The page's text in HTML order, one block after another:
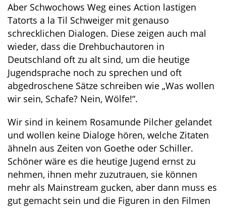
Aber Schwochows Weg eines Action lastigen
Tatorts a la Til Schweiger mit genauso
schrecklichen Dialogen. Diese zeigen auch mal
wieder, dass die Drehbuchautoren in
Deutschland oft zu alt sind, um die heutige
Jugendsprache noch zu sprechen und oft
abgedroschene Sätze schreiben wie „Was wollen
wir sein, Schafe? Nein, Wölfe!“.
Wir sind in keinem Rosamunde Pilcher gelandet
und wollen keine Dialoge hören, welche Zitaten
ähneln aus Zeiten von Goethe oder Schiller.
Schöner wäre es die heutige Jugend ernst zu
nehmen, ihnen mehr zuzutrauen, sie können
mehr als Mainstream gucken, aber dann muss es
gut gemacht sein und die Figuren in den Filmen